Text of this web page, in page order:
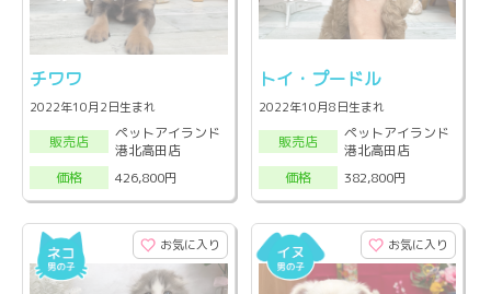
チワワ
2022年10月2日生まれ
販売店
ペットアイランド
港北高田店
価格
426,800円
トイ・プードル
2022年10月8日生まれ
販売店
ペットアイランド
港北高田店
価格
382,800円
お気に入り お気に入り